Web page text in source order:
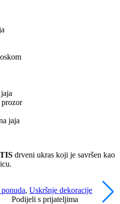
prozor
jaja
drveni ukras koji je savršen kao
ponuda, Uskršnje dekoracije
Podijeli s prijateljima